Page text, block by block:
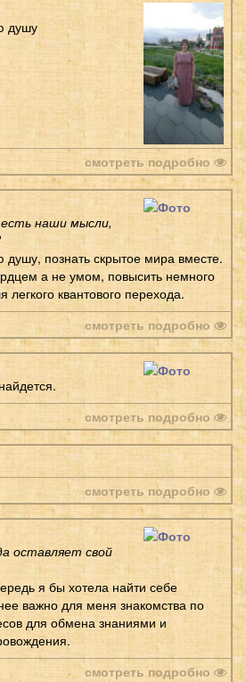
душу
смотреть подробно
наши мысли,
познать скрытое мира вместе.
а не умом, повысить немного
квантового перехода.
смотреть подробно
смотреть подробно
смотреть подробно
оставляет свой
я бы хотела найти себе
важно для меня знакомства по
для обмена знаниями и
смотреть подробно